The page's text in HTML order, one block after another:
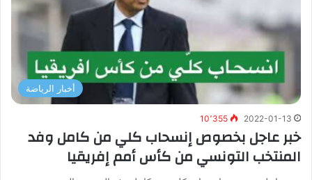
أخبار الرياضة
2022-01-13 10٬355
خبر عاجل بخصوص إنسحاب كلي من كامل وفد
المنتخب التونسي من كأس أمم إفريقيا